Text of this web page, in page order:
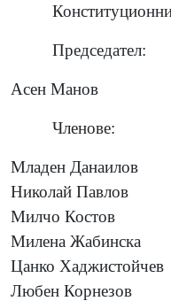
Председател:
Асен Манов
Членове:
Младен Данаилов
Николай Павлов
Милчо Костов
Милена Жабинска
Цанко Хаджистойчев
Любен Корнезов